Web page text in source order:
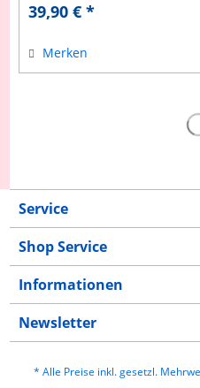
39,90 € *
Merken
Service
Shop Service
Informationen
Newsletter
* Alle Preise inkl. gesetzl.